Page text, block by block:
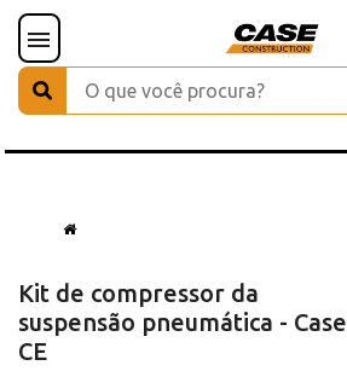
Kit de compressor da
suspensão pneumática - Case
CE